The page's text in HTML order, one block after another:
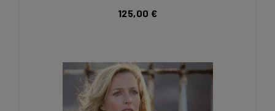
125,00 €